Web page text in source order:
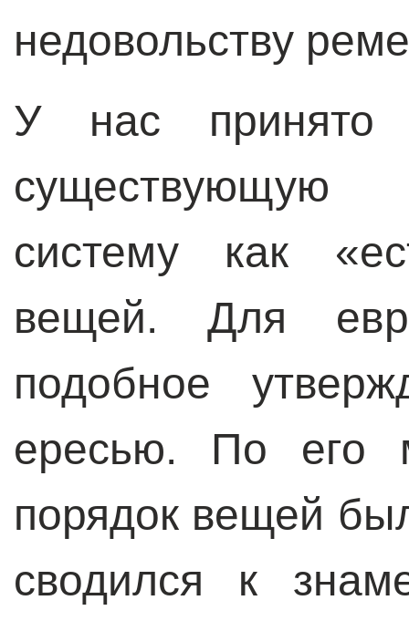
недовольству
У нас принято
существующую
систему как
вещей. Для
подобное
ересью. По его
порядок вещей
сводился к